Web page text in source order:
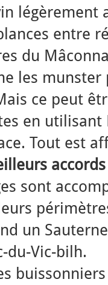
légèrement
entre
du
les
ce peut
en utilisant
Tout est
sont
un
du-Vic-bilh.